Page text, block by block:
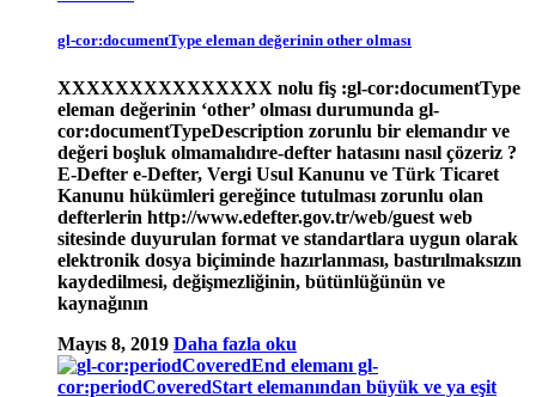
gl-cor:documentType eleman değerinin other olması
XXXXXXXXXXXXXXX nolu fiş :gl-cor:documentType
eleman değerinin ‘other’ olması durumunda gl-
cor:documentTypeDescription zorunlu bir elemandır ve
değeri boşluk olmamalıdıre-defter hatasını nasıl çözeriz ?
E-Defter e-Defter, Vergi Usul Kanunu ve Türk Ticaret
Kanunu hükümleri gereğince tutulması zorunlu olan
defterlerin http://www.edefter.gov.tr/web/guest web
sitesinde duyurulan format ve standartlara uygun olarak
elektronik dosya biçiminde hazırlanması, bastırılmaksızın
kaydedilmesi, değişmezliğinin, bütünlüğünün ve
kaynağının
Mayıs 8, 2019 Daha fazla oku